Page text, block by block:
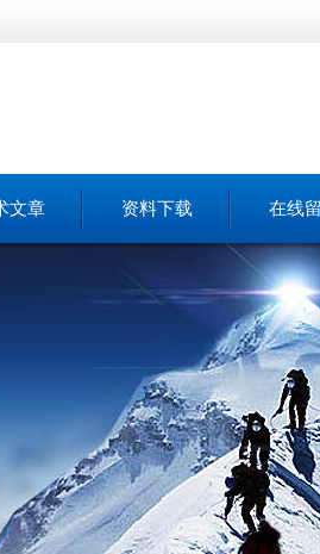
文章 资料下载 在线